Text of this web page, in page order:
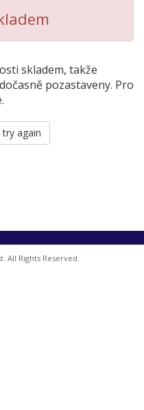
skladem, takže
pozastaveny. Pro
again
All Rights Reserved.